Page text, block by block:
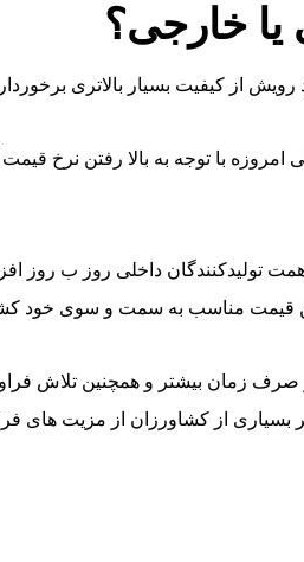
یا خارجی؟
رویش از کیفیت بسیار بالاتری
با توجه به بالا رفتن نرخ قیمت
تولیدکنندگان داخلی روز ب روز
قیمت مناسب به سمت و سوی خود
صرف زمان بیشتر و همچنین تلاش
از کشاورزان از مزیت های